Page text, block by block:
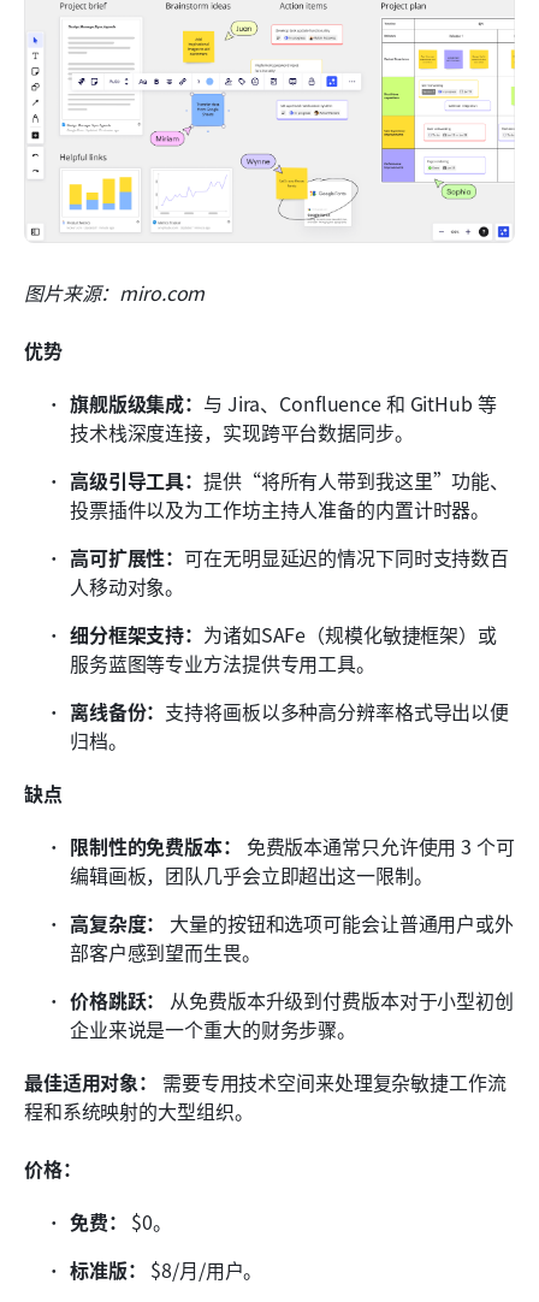
图片来源：miro.com
优势
旗舰版级集成： 与 Jira、Confluence 和 GitHub 等
技术栈深度连接，实现跨平台数据同步。
高级引导工具：提供“将所有人带到我这里”功能、
投票插件以及为工作坊主持人准备的内置计时器。
高可扩展性： 可在无明显延迟的情况下同时支持数百
人移动对象。
细分框架支持： 为诸如SAFe（规模化敏捷框架）或
服务蓝图等专业方法提供专用工具。
离线备份： 支持将画板以多种高分辨率格式导出以便
归档。
缺点
限制性的免费版本：
免费版本通常只允许使用 3 个可
编辑画板，团队几乎会立即超出这一限制。
高复杂度：
大量的按钮和选项可能会让普通用户或外
部客户感到望而生畏。
价格跳跃：
从免费版本升级到付费版本对于小型初创
企业来说是一个重大的财务步骤。
最佳适用对象：
需要专用技术空间来处理复杂敏捷工作流
程和系统映射的大型组织。
价格：
免费： $0。
标准版： $8/月/用户。